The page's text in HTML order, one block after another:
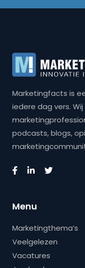
Marketingfacts is
iedere dag vers.
podcasts, blogs,
Menu
Marketingthema’s
Veelgelezen
Vacatures